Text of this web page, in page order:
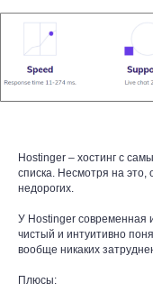
Hostinger – хостинг с
списка. Несмотря на это,
недорогих.
У Hostinger современная
чистый и интуитивно
вообще никаких
Плюсы: